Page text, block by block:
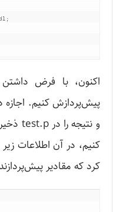
;
اکنون، با فرض
کنیم، در آن اطلاعات
کرد که مقادیر